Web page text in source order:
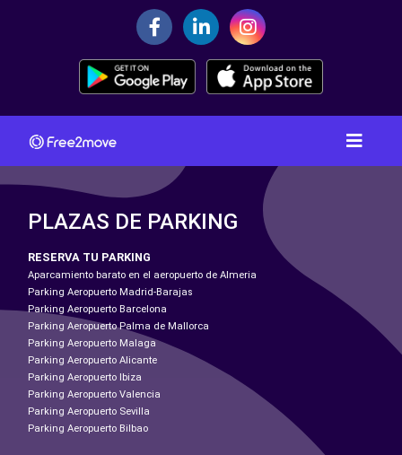
PLAZAS DE PARKING
RESERVA TU PARKING
Aparcamiento barato en el aeropuerto de Almeria
Parking Aeropuerto Madrid-Barajas
Parking Aeropuerto Barcelona
Parking Aeropuerto Palma de Mallorca
Parking Aeropuerto Malaga
Parking Aeropuerto Alicante
Parking Aeropuerto Ibiza
Parking Aeropuerto Valencia
Parking Aeropuerto Sevilla
Parking Aeropuerto Bilbao